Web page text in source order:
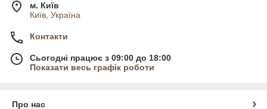
м. Київ
Київ, Україна
Контакти
Сьогодні працює з 09:00 до 18:00
Показати весь графік роботи
Про нас